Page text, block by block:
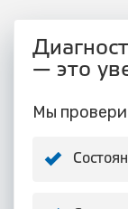
— это
Мы